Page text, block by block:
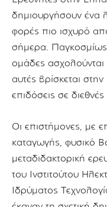
δημιουργήσουν ένα
φορές πιο ισχυρό από
σήμερα.
ομάδες
αυτές βρίσκεται
επιδόσεις σε διεθνές
Οι επιστήμονες, με
καταγωγής, φυσικό
μεταδιδακτορική
του Ινστιτούτου
Ιδρύματος